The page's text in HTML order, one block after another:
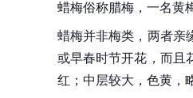
蜡梅俗称腊梅 ，一名黄
蜡梅并非梅类，两者亲
或早春时节开花，而且
红；中层较大，色黄，